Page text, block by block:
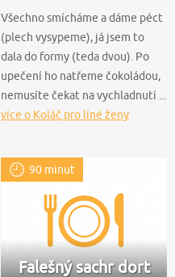
Všechno smícháme a dáme péct
(plech vysypeme), já jsem to
dala do formy (teda dvou). Po
upečení ho natřeme čokoládou,
nemusíte čekat na vychladnutí ...
více o Koláč pro líné ženy
90 minut
Falešný sachr dort